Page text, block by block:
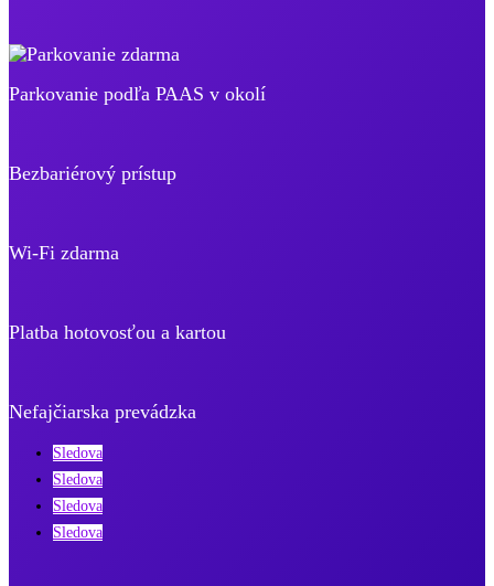
Parkovanie podľa PAAS v okolí
Bezbariérový prístup
Wi-Fi zdarma
Platba hotovosťou a kartou
Nefajčiarska prevádzka
Sledova
Sledova
Sledova
Sledova